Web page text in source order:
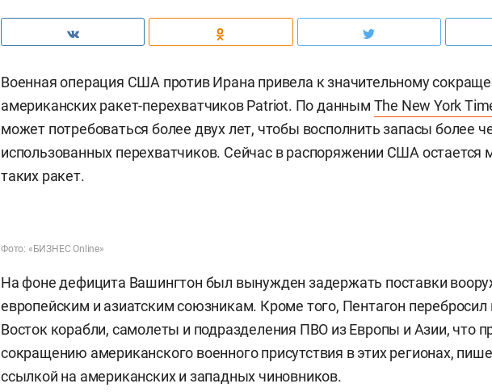
Военная операция США против Ирана привела к значительному
американских ракет-перехватчиков Patriot. По данным The New York
может потребоваться более двух лет, чтобы восполнить запасы более
использованных перехватчиков. Сейчас в распоряжении США остается
таких ракет.
Фото: «БИЗНЕС Online»
На фоне дефицита Вашингтон был вынужден задержать поставки
европейским и азиатским союзникам. Кроме того, Пентагон
Восток корабли, самолеты и подразделения ПВО из Европы и Азии, что
сокращению американского военного присутствия в этих регионах,
ссылкой на американских и западных чиновников.